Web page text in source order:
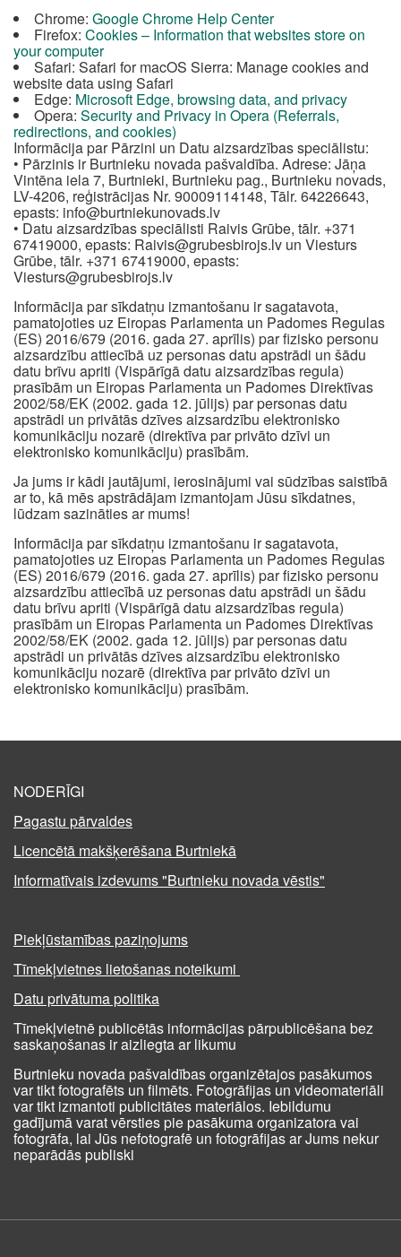
Chrome: Google Chrome Help Center
Firefox: Cookies – Information that websites store on
your computer
Safari: Safari for macOS Sierra: Manage cookies and
website data using Safari
Edge: Microsoft Edge, browsing data, and privacy
Opera: Security and Privacy in Opera (Referrals,
redirections, and cookies)
Informācija par Pārzini un Datu aizsardzības speciālistu:
• Pārzinis ir Burtnieku novada pašvaldība. Adrese: Jāņa
Vintēna iela 7, Burtnieki, Burtnieku pag., Burtnieku novads,
LV-4206, reģistrācijas Nr. 90009114148, Tālr. 64226643,
epasts: info@burtniekunovads.lv
• Datu aizsardzības speciālisti Raivis Grūbe, tālr. +371
67419000, epasts: Raivis@grubesbirojs.lv un Viesturs
Grūbe, tālr. +371 67419000, epasts:
Viesturs@grubesbirojs.lv
Informācija par sīkdatņu izmantošanu ir sagatavota,
pamatojoties uz Eiropas Parlamenta un Padomes Regulas
(ES) 2016/679 (2016. gada 27. aprīlis) par fizisko personu
aizsardzību attiecībā uz personas datu apstrādi un šādu
datu brīvu apriti (Vispārīgā datu aizsardzības regula)
prasībām un Eiropas Parlamenta un Padomes Direktīvas
2002/58/EK (2002. gada 12. jūlijs) par personas datu
apstrādi un privātās dzīves aizsardzību elektronisko
komunikāciju nozarē (direktīva par privāto dzīvi un
elektronisko komunikāciju) prasībām.
Ja jums ir kādi jautājumi, ierosinājumi vai sūdzības saistībā
ar to, kā mēs apstrādājam izmantojam Jūsu sīkdatnes,
lūdzam sazināties ar mums!
Informācija par sīkdatņu izmantošanu ir sagatavota,
pamatojoties uz Eiropas Parlamenta un Padomes Regulas
(ES) 2016/679 (2016. gada 27. aprīlis) par fizisko personu
aizsardzību attiecībā uz personas datu apstrādi un šādu
datu brīvu apriti (Vispārīgā datu aizsardzības regula)
prasībām un Eiropas Parlamenta un Padomes Direktīvas
2002/58/EK (2002. gada 12. jūlijs) par personas datu
apstrādi un privātās dzīves aizsardzību elektronisko
komunikāciju nozarē (direktīva par privāto dzīvi un
elektronisko komunikāciju) prasībām.
NODERĪGI
Pagastu pārvaldes
Licencētā makšķerēšana Burtniekā
Informatīvais izdevums "Burtnieku novada vēstis"
Piekļūstamības paziņojums
Tīmekļvietnes lietošanas noteikumi
Datu privātuma politika
Tīmekļvietnē publicētās informācijas pārpublicēšana bez
saskaņošanas ir aizliegta ar likumu
Burtnieku novada pašvaldības organizētajos pasākumos
var tikt fotografēts un filmēts. Fotogrāfijas un videomateriāli
var tikt izmantoti publicitātes materiālos. Iebildumu
gadījumā varat vērsties pie pasākuma organizatora vai
fotogrāfa, lai Jūs nefotografē un fotogrāfijas ar Jums nekur
neparādās publiski